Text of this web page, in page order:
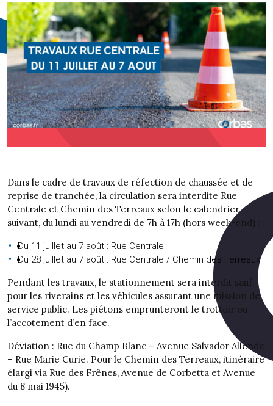
Dans le cadre de travaux de réfection de chaussée et de
reprise de tranchée, la circulation sera interdite Rue
Centrale et Chemin des Terreaux selon le calendrier
suivant, du lundi au vendredi de 7h à 17h (hors week-end) :
Du 11 juillet au 7 août : Rue Centrale
Du 28 juillet au 7 août : Rue Centrale / Chemin des Terreaux
Pendant les travaux, le stationnement sera interdit sauf
pour les riverains et les véhicules assurant une mission de
service public. Les piétons emprunteront le trottoir ou
l’accotement d’en face.
Déviation : Rue du Champ Blanc – Avenue Salvador Allende
– Rue Marie Curie. Pour le Chemin des Terreaux, itinéraire
élargi via Rue des Frênes, Avenue de Corbetta et Avenue
du 8 mai 1945).